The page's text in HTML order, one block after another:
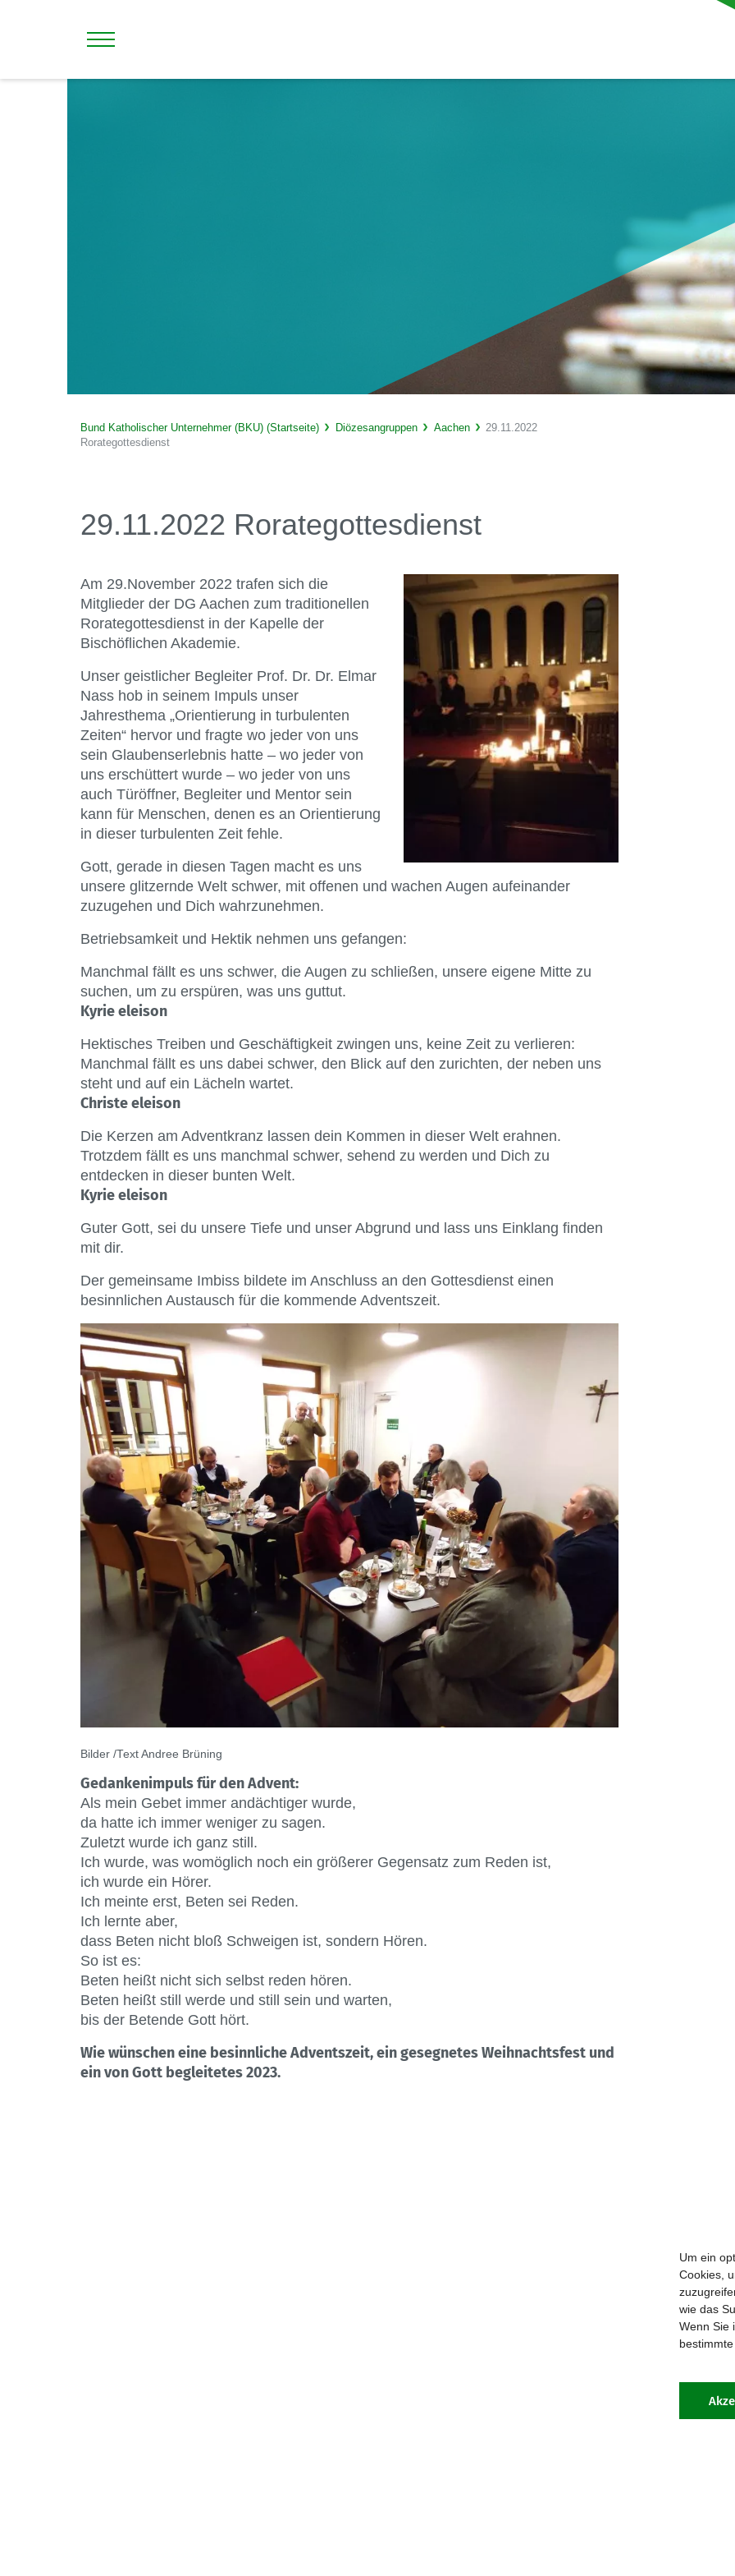
Um ein
Cookies,
wie das
Wenn Sie
Bund Katholischer Unternehmer (BKU) (Startseite) Diözesangruppen Aachen
29.11.2022
Rorategottesdienst
29.11.2022 Rorategottesdienst
Am 29.November 2022 trafen sich die
Mitglieder der DG Aachen zum traditionellen
Rorategottesdienst in der Kapelle der
Bischöflichen Akademie.
Unser geistlicher Begleiter Prof. Dr. Dr. Elmar
Nass hob in seinem Impuls unser
Jahresthema „Orientierung in turbulenten
Zeiten“ hervor und fragte wo jeder von uns
sein Glaubenserlebnis hatte – wo jeder von
uns erschüttert wurde – wo jeder von uns
auch Türöffner, Begleiter und Mentor sein
kann für Menschen, denen es an Orientierung
in dieser turbulenten Zeit fehle.
Gott, gerade in diesen Tagen macht es uns
unsere glitzernde Welt schwer, mit offenen und wachen Augen aufeinander
zuzugehen und Dich wahrzunehmen.
Betriebsamkeit und Hektik nehmen uns gefangen:
Manchmal fällt es uns schwer, die Augen zu schließen, unsere eigene Mitte zu
suchen, um zu erspüren, was uns guttut.
Kyrie eleison
Hektisches Treiben und Geschäftigkeit zwingen uns, keine Zeit zu verlieren:
Manchmal fällt es uns dabei schwer, den Blick auf den zurichten, der neben uns
steht und auf ein Lächeln wartet.
Christe eleison
Die Kerzen am Adventkranz lassen dein Kommen in dieser Welt erahnen.
Trotzdem fällt es uns manchmal schwer, sehend zu werden und Dich zu
entdecken in dieser bunten Welt.
Kyrie eleison
Guter Gott, sei du unsere Tiefe und unser Abgrund und lass uns Einklang finden
mit dir.
Der gemeinsame Imbiss bildete im Anschluss an den Gottesdienst einen
besinnlichen Austausch für die kommende Adventszeit.
Bilder /Text Andree Brüning
Gedankenimpuls für den Advent:
Als mein Gebet immer andächtiger wurde,
da hatte ich immer weniger zu sagen.
Zuletzt wurde ich ganz still.
Ich wurde, was womöglich noch ein größerer Gegensatz zum Reden ist,
ich wurde ein Hörer.
Ich meinte erst, Beten sei Reden.
Ich lernte aber,
dass Beten nicht bloß Schweigen ist, sondern Hören.
So ist es:
Beten heißt nicht sich selbst reden hören.
Beten heißt still werde und still sein und warten,
bis der Betende Gott hört.
Wie wünschen eine besinnliche Adventszeit, ein gesegnetes Weihnachtsfest und
ein von Gott begleitetes 2023.
Hannover/Hildesheim